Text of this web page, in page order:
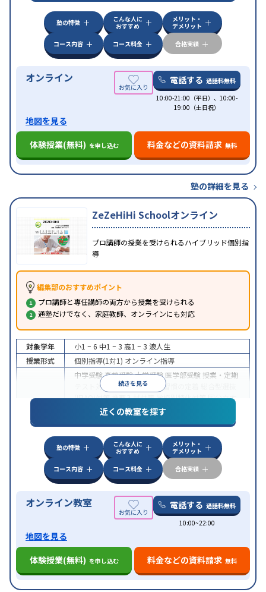
科目から受講可能
塾の特徴
こんな人に
おすすめ
メリット・
デメリット
コース内容
コース料金 合格実績
オンライン 電話する 通話料無料
10:00-21:00（平日）、10:00-
19:00（土日祝）
地図を見る
体験授業(無料) を申し込む 料金などの資料請求 無料
塾の詳細を見る
ZeZeHiHi Schoolオンライン
プロ講師の授業を受けられるハイブリッド個別指
導
編集部のおすすめポイント
プロ講師と専任講師の両方から授業を受けられる
通塾だけでなく、家庭教師、オンラインにも対応
続きを見る
対象学年 小1 ~ 6 中1 ~ 3 高1 ~ 3 浪人生
授業形式
個別指導(1対1) オンライン指導
中学受験高校受験大学受験 医学部受験 授業・定期
テスト対策
内申点対策 学習習慣の定着
(旧AO)対策推薦入試対策学校別特化対策国公立大
私大対策共通テスト対策
英語・英会話特化
特徴
中高一貫校生に対応授業の振替可能 不登校生に対
オンライン対応 1科目から受講可能季節講習の
みの受講可
自習室あり
近くの教室を探す
塾の特徴
こんな人に
おすすめ
メリット・
デメリット
コース内容
コース料金 合格実績
オンライン教室 電話する 通話料無料
10:00~22:00
地図を見る
体験授業(無料) を申し込む 料金などの資料請求 無料